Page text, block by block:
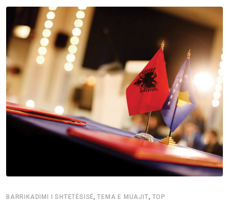
BARRIKADIMI I SHTETËSISË,TEMA E MUAJIT, TOP